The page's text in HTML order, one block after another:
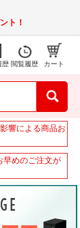
ト！
歴 閲覧履歴 カート
響による商品お
早めのご注文が